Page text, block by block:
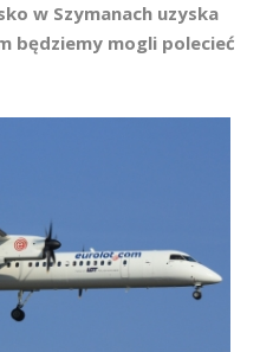
w Szymanach uzyska
będziemy mogli polecieć